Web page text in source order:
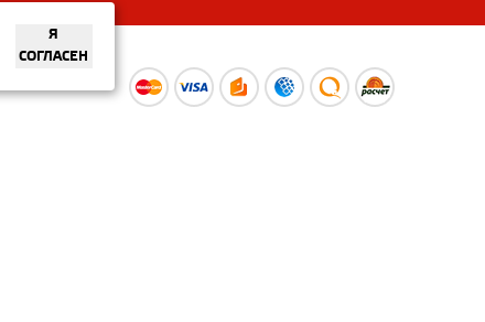
Я
СОГЛАСЕН